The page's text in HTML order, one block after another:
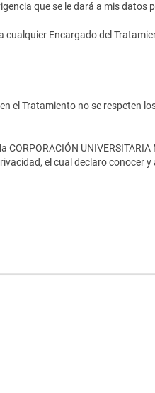
que se le dará a mis datos
cualquier Encargado del
el Tratamiento no se respeten
UNIVERSITARIA
el cual declaro conocer y